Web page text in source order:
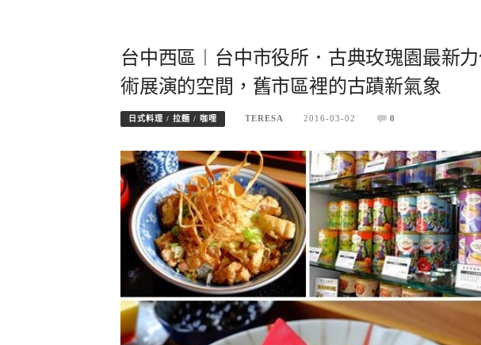
台中西區︱台中市役所．古典玫瑰園最新
術展演的空間，舊市區裡的古蹟新氣象
日式料理 / 拉麵 / 咖哩 TERESA 2016-03-02 0